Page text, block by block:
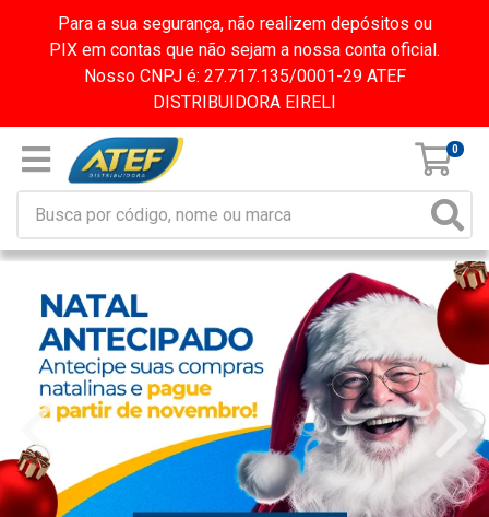
Para a sua segurança, não realizem depósitos ou
PIX em contas que não sejam a nossa conta oficial.
Nosso CNPJ é: 27.717.135/0001-29 ATEF
DISTRIBUIDORA EIRELI
0